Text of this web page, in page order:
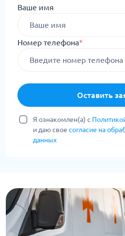
Ваше имя
Номер телефона*
Оставить
Я ознакомлен(а) с
и даю свое согласие на
данных